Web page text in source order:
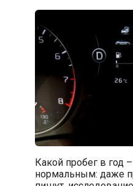
Какой пробег в год –
нормальным: даже